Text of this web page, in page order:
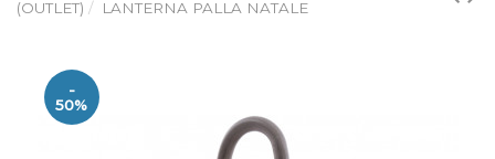
(OUTLET)
LANTERNA PALLA NATALE
-
50%